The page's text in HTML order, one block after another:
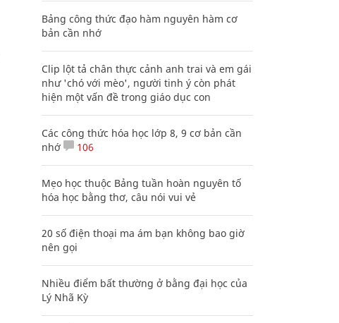
Bảng công thức đạo hàm nguyên hàm cơ
bản cần nhớ
Clip lột tả chân thực cảnh anh trai và em gái
như 'chó với mèo', người tinh ý còn phát
hiện một vấn đề trong giáo dục con
Các công thức hóa học lớp 8, 9 cơ bản cần
nhớ
106
Mẹo học thuộc Bảng tuần hoàn nguyên tố
hóa học bằng thơ, câu nói vui vẻ
20 số điện thoại ma ám bạn không bao giờ
nên gọi
Nhiều điểm bất thường ở bằng đại học của
Lý Nhã Kỳ